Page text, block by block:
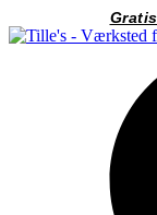
til